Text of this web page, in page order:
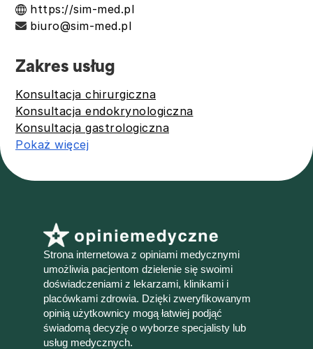
https://sim-med.pl
biuro@sim-med.pl
Zakres usług
Konsultacja chirurgiczna
Konsultacja endokrynologiczna
Konsultacja gastrologiczna
Pokaż więcej
Strona internetowa z opiniami medycznymi
umożliwia pacjentom dzielenie się swoimi
doświadczeniami z lekarzami, klinikami i
placówkami zdrowia. Dzięki zweryfikowanym
opinią użytkownicy mogą łatwiej podjąć
świadomą decyzję o wyborze specjalisty lub
usług medycznych.